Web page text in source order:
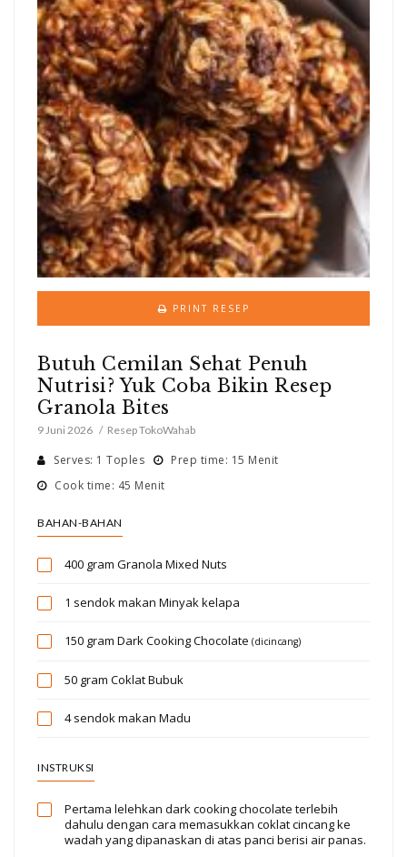
PRINT RESEP
Butuh Cemilan Sehat Penuh
Nutrisi? Yuk Coba Bikin Resep
Granola Bites
9 Juni 2026 Resep TokoWahab
Serves: 1 Toples
Prep time: 15 Menit
Cook time: 45 Menit
BAHAN-BAHAN
400 gram Granola Mixed Nuts
1 sendok makan Minyak kelapa
150 gram Dark Cooking Chocolate (dicincang)
50 gram Coklat Bubuk
4 sendok makan Madu
INSTRUKSI
Pertama lelehkan dark cooking chocolate terlebih
dahulu dengan cara memasukkan coklat cincang ke
wadah yang dipanaskan di atas panci berisi air panas.